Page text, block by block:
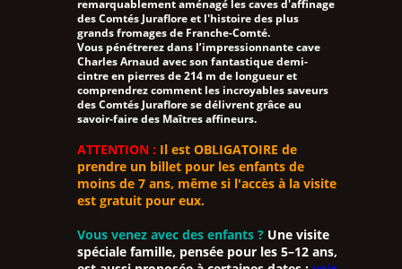
remarquablement aménagé les caves d'affinage
des Comtés Juraflore et l'histoire des plus
grands fromages de Franche-Comté.
Vous pénétrerez dans l’impressionnante cave
Charles Arnaud avec son fantastique demi-
cintre en pierres de 214 m de longueur et
comprendrez comment les incroyables saveurs
des Comtés Juraflore se délivrent grâce au
savoir-faire des Maîtres affineurs.
ATTENTION : Il est OBLIGATOIRE de
prendre un billet pour les enfants de
moins de 7 ans, même si l'accès à la visite
est gratuit pour eux.
Vous venez avec des enfants ? Une visite
spéciale famille, pensée pour les 5–12 ans,